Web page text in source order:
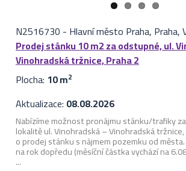
N2516730 - Hlavní město Praha, Praha,
Prodej stánku 10 m2 za odstupné, ul.
Vinohradská tržnice, Praha 2
Plocha: 10 m2
Aktualizace: 08.08.2026
Nabízíme možnost pronájmu stánku/trafiky
lokalitě ul. Vinohradská – Vinohradská tržnice,
o prodej stánku s nájmem pozemku od
na rok dopředu (měsíční částka vychází na
...